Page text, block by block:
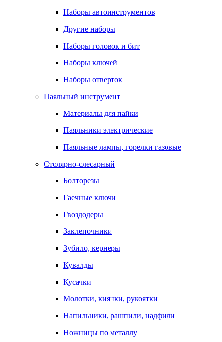
Наборы автоинструментов
Другие наборы
Наборы головок и бит
Наборы ключей
Наборы отверток
Паяльный инструмент
Материалы для пайки
Паяльники электрические
Паяльные лампы, горелки газовые
Столярно-слесарный
Болторезы
Гаечные ключи
Гвоздодеры
Заклепочники
Зубило, кернеры
Кувалды
Кусачки
Молотки, киянки, рукоятки
Напильники, рашпили, надфили
Ножницы по металлу